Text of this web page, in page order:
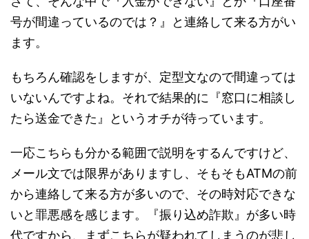
号が間違っているのでは？』と連絡して来る方がい
ます。
もちろん確認をしますが、定型文なので間違っては
いないんですよね。それで結果的に『窓口に相談し
たら送金できた』というオチが待っています。
一応こちらも分かる範囲で説明をするんですけど、
メール文では限界がありますし、そもそもATMの前
から連絡して来る方が多いので、その時対応できな
いと罪悪感を感じます。『振り込め詐欺』が多い時
代ですから、まずこちらが疑われてしまうのが悲し